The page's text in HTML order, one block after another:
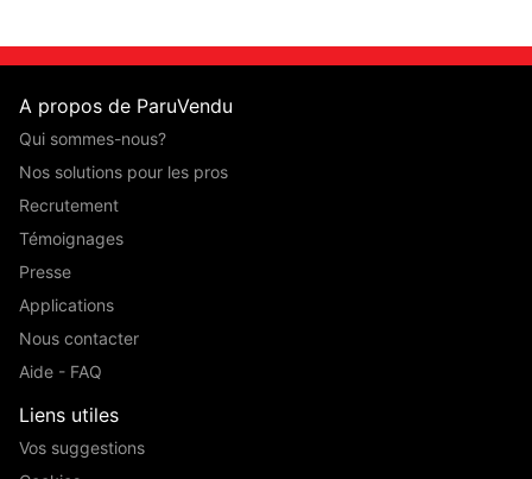
A propos de ParuVendu
Qui sommes-nous?
Nos solutions pour les pros
Recrutement
Témoignages
Presse
Applications
Nous contacter
Aide - FAQ
Liens utiles
Vos suggestions